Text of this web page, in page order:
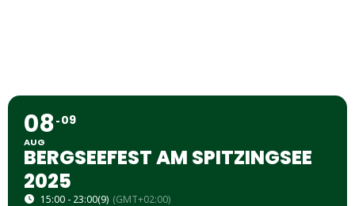
08
AUG
09
BERGSEEFEST AM SPITZINGSEE
2025
15:00 - 23:00(9) (GMT+02:00)